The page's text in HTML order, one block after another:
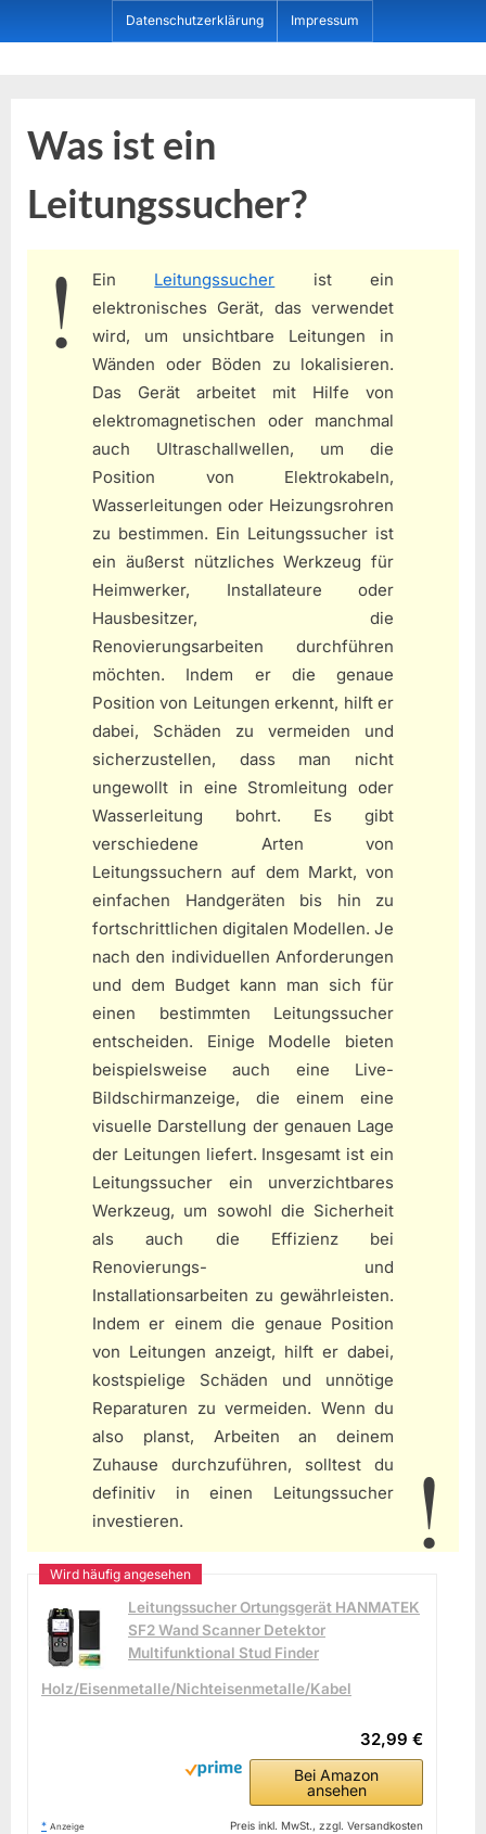
to
Datenschutzerklärung Impressum
Was ist ein
Leitungssucher?
Ein Leitungssucher ist ein
elektronisches Gerät, das verwendet
wird, um unsichtbare Leitungen in
Wänden oder Böden zu lokalisieren.
Das Gerät arbeitet mit Hilfe von
elektromagnetischen oder manchmal
auch Ultraschallwellen, um die
Position von Elektrokabeln,
Wasserleitungen oder Heizungsrohren
zu bestimmen. Ein Leitungssucher ist
ein äußerst nützliches Werkzeug für
Heimwerker, Installateure oder
Hausbesitzer, die
Renovierungsarbeiten durchführen
möchten. Indem er die genaue
Position von Leitungen erkennt, hilft er
dabei, Schäden zu vermeiden und
sicherzustellen, dass man nicht
ungewollt in eine Stromleitung oder
Wasserleitung bohrt. Es gibt
verschiedene Arten von
Leitungssuchern auf dem Markt, von
einfachen Handgeräten bis hin zu
fortschrittlichen digitalen Modellen. Je
nach den individuellen Anforderungen
und dem Budget kann man sich für
einen bestimmten Leitungssucher
entscheiden. Einige Modelle bieten
beispielsweise auch eine Live-
Bildschirmanzeige, die einem eine
visuelle Darstellung der genauen Lage
der Leitungen liefert. Insgesamt ist ein
Leitungssucher ein unverzichtbares
Werkzeug, um sowohl die Sicherheit
als auch die Effizienz bei
Renovierungs- und
Installationsarbeiten zu gewährleisten.
Indem er einem die genaue Position
von Leitungen anzeigt, hilft er dabei,
kostspielige Schäden und unnötige
Reparaturen zu vermeiden. Wenn du
also planst, Arbeiten an deinem
Zuhause durchzuführen, solltest du
definitiv in einen Leitungssucher
investieren.
Leitungssucher Ortungsgerät HANMATEK
SF2 Wand Scanner Detektor
Multifunktional Stud Finder
Holz/Eisenmetalle/Nichteisenmetalle/Kabel
32,99 €
Bei Amazon
ansehen
* Anzeige Preis inkl. MwSt., zzgl. Versandkosten